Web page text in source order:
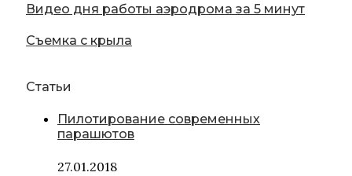
Видео дня работы аэродрома за 5 минут
Съемка с крыла
Статьи
Пилотирование современных
парашютов
27.01.2018